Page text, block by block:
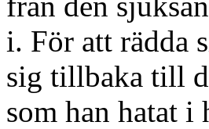
i. För att rädda
sig tillbaka till
som han hatat i